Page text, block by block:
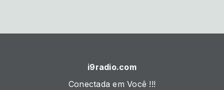
i9radio.com
Conectada em Você !!!